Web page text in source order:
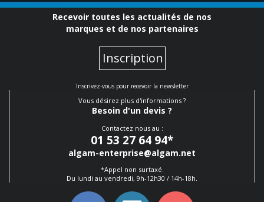
Recevoir toutes les actualités de nos
marques et de nos partenaires
Inscription
Inscrivez-vous pour recevoir la newsletter
Vous désirez plus d'informations ?
Besoin d'un devis ?
Contactez nous au :
01 53 27 64 94*
algam-enterprise@algam.net
*Appel non surtaxé.
Du lundi au vendredi, 9h-12h30 / 14h-18h.